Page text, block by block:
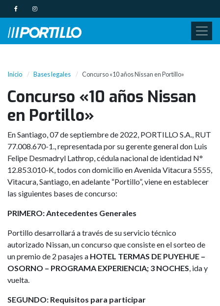
Inicio Bases legales Concurso «10 años Nissan en Portillo»
Concurso «10 años Nissan
en Portillo»
En Santiago, 07 de septiembre de 2022, PORTILLO S.A., RUT
77.008.670-1., representada por su gerente general don Luis
Felipe Desmadryl Lathrop, cédula nacional de identidad N°
12.853.010-K, todos con domicilio en Avenida Vitacura 5555,
Vitacura, Santiago, en adelante “Portillo”, viene en establecer
las siguientes bases de concurso:
PRIMERO: Antecedentes Generales
Portillo desarrollará a través de su servicio técnico
autorizado Nissan, un concurso que consiste en el sorteo de
un premio de 2 pasajes a HOTEL TERMAS DE PUYEHUE –
OSORNO – PROGRAMA EXPERIENCIA; 3 NOCHES, ida y
vuelta.
SEGUNDO: Requisitos para participar